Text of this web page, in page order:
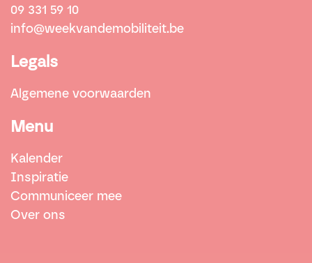
09 331 59 10
info@weekvandemobiliteit.be
Legals
Algemene voorwaarden
Menu
Kalender
Inspiratie
Communiceer mee
Over ons